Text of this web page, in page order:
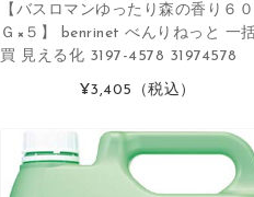
【バスロマンゆったり森の香り６０
Ｇ×５】 benrinet べんりねっと 一
買 見える化 3197-4578 31974578
¥3,405 （税込）